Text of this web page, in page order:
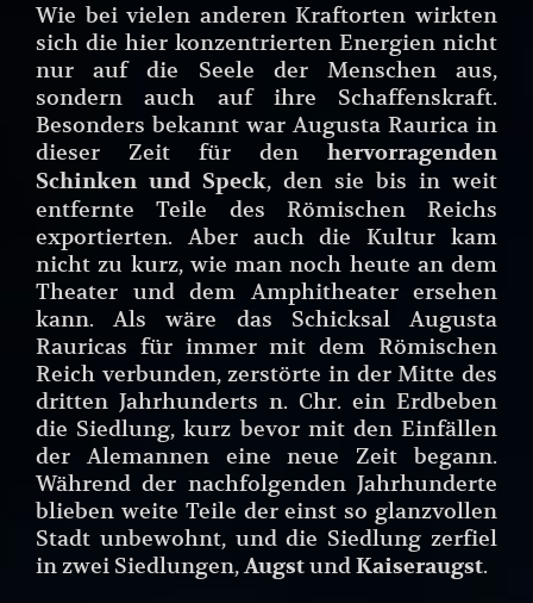
Wie bei vielen anderen Kraftorten wirkten
sich die hier konzentrierten Energien nicht
nur auf die Seele der Menschen aus,
sondern auch auf ihre Schaffenskraft.
Besonders bekannt war Augusta Raurica in
dieser Zeit für den hervorragenden
Schinken und Speck, den sie bis in weit
entfernte Teile des Römischen Reichs
exportierten. Aber auch die Kultur kam
nicht zu kurz, wie man noch heute an dem
Theater und dem Amphitheater ersehen
kann. Als wäre das Schicksal Augusta
Rauricas für immer mit dem Römischen
Reich verbunden, zerstörte in der Mitte des
dritten Jahrhunderts n. Chr. ein Erdbeben
die Siedlung, kurz bevor mit den Einfällen
der Alemannen eine neue Zeit begann.
Während der nachfolgenden Jahrhunderte
blieben weite Teile der einst so glanzvollen
Stadt unbewohnt, und die Siedlung zerfiel
in zwei Siedlungen,AugstundKaiseraugst.